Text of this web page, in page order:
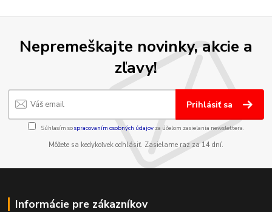
Nepremeškajte novinky, akcie a
zľavy!
Prihlásiť sa
Súhlasím sospracovaním osobných údajov za účelom zasielania newslettera.
Môžete sa kedykoľvek odhlásiť. Zasielame raz za 14 dní.
Informácie pre zákazníkov